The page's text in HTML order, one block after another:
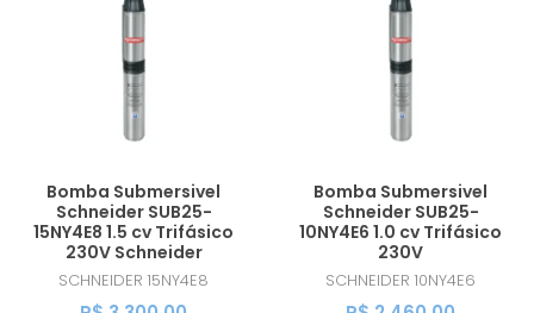
Bomba Submersivel
Schneider SUB25-
15NY4E8 1.5 cv Trifásico
230V Schneider
SCHNEIDER 15NY4E8
Bomba Submersivel
Schneider SUB25-
10NY4E6 1.0 cv Trifásico
230V
SCHNEIDER 10NY4E6